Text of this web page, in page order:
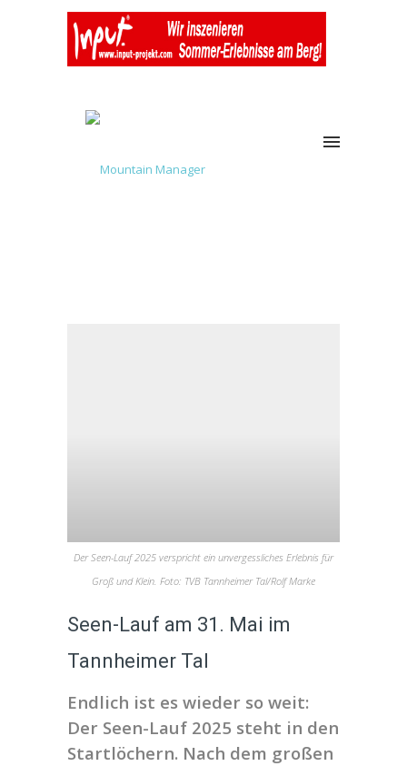
Der Seen-Lauf 2025 verspricht ein unvergessliches Erlebnis für
Groß und Klein. Foto: TVB Tannheimer Tal/Rolf Marke
Seen-Lauf am 31. Mai im
Tannheimer Tal
Endlich ist es wieder so weit:
Der Seen-Lauf 2025 steht in den
Startlöchern. Nach dem großen